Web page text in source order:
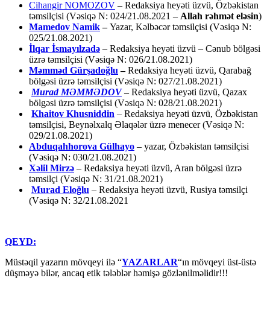
Cihangir NOMOZOV – Redaksiya heyəti üzvü, Özbəkistan
təmsilçisi (Vəsiqə N: 024/21.08.2021 – Allah rəhmət eləsin)
Mamedov Namik–Yazar, Kəlbəcər təmsilçisi (Vəsiqə N:
025/21.08.2021)
İlqar İsmayılzadə – Redaksiya heyəti üzvü – Cənub bölgəsi
üzrə təmsilçisi (Vəsiqə N: 026/21.08.2021)
Məmməd Gürşadoğlu –Redaksiya heyəti üzvü, Qarabağ
bölgəsi üzrə təmsilçisi (Vəsiqə N: 027/21.08.2021)
Murad MƏMMƏDOV –Redaksiya heyəti üzvü, Qazax
bölgəsi üzrə təmsilçisi (Vəsiqə N: 028/21.08.2021)
Khaitov Khusniddin – Redaksiya heyəti üzvü, Özbəkistan
təmsilçisi, Beynəlxalq Əlaqələr üzrə menecer (Vəsiqə N:
029/21.08.2021)
Abduqahhorova Gülhayo – yazar, Özbəkistan təmsilçisi
(Vəsiqə N: 030/21.08.2021)
Xəlil Mirzə – Redaksiya heyəti üzvü, Aran bölgəsi üzrə
təmsilçi (Vəsiqə N: 31/21.08.2021)
Murad Eloğlu – Redaksiya heyəti üzvü, Rusiya təmsilçi
(Vəsiqə N: 32/21.08.2021
QEYD:
Müstəqil yazarın mövqeyi ilə “YAZARLAR“ın mövqeyi üst-üstə
düşməyə bilər, ancaq etik tələblər həmişə gözlənilməlidir!!!